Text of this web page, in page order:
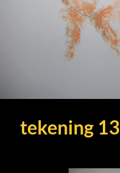
tekening 13